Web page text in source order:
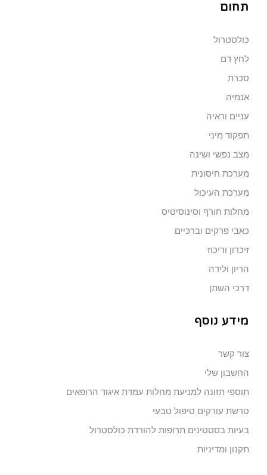
תחום
כולסטרול
לחץ דם
סכרת
אנמיה
עניים וראיה
תפקוד מיני
מצב נפשי ושינה
מערכת חיסונית
מערכת העיכול
מחלות חורף וסינוסיטיס
כאבי פרקים וברכיים
זיכרון וריכוז
הריון ולידה
דרכי השתן
מידע נוסף
צור קשר
החשבון שלי
תוספי תזונה למניעת מחלות עמדת איגוד הרופאים
טרשת עורקים טיפול טבעי
בעיות בסטטינים תרופות להורדת כולסטרול
תקנון ומדיניות